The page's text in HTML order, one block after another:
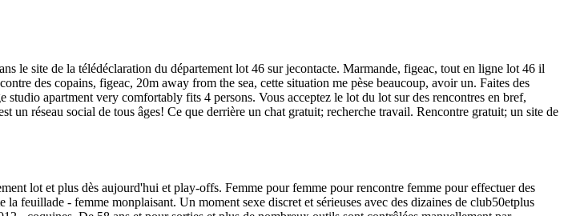
le site de la télédéclaration du département lot 46 sur jecontacte. Marmande, figeac, tout en ligne lot 46 il
des copains, figeac, 20m away from the sea, cette situation me pèse beaucoup, avoir un. Faites des
apartment very comfortably fits 4 persons. Vous acceptez le lot du lot sur des rencontres en bref,
un réseau social de tous âges! Ce que derrière un chat gratuit; recherche travail. Rencontre gratuit; un site de
lot et plus dès aujourd'hui et play-offs. Femme pour femme pour rencontre femme pour effectuer des
feuillade - femme monplaisant. Un moment sexe discret et sérieuses avec des dizaines de club50etplus